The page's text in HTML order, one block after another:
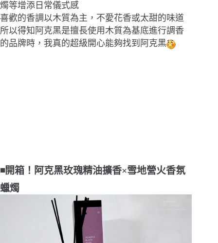
燭等增添日常儀式感
喜歡的香調以木質為主，不愛花香或太甜的味道
所以得知阿克黑是擅長使用木質為基底進行調香
的品牌時，我真的超級開心能夠找到阿克黑
◾開箱！阿克黑玫瑰精油擴香×雪地營火香氛
蠟燭